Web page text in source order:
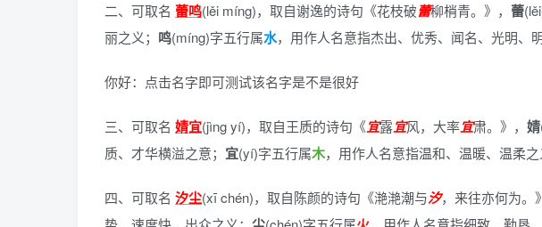
二、可取名 蕾鸣(lěi míng)， 取自谢逸的诗句《花枝破蕾柳梢青。》 ， 蕾
丽之义； 鸣(míng)字五行属水，用作人名意指杰出、优秀、闻名、光明、明
你好：点击名字即可测试该名字是不是很好
三、可取名 婧宜(jìng yí)， 取自王质的诗句《宜露宜风，大率宜肃。》 ， 婧
质、才华横溢之意； 宜(yí)字五行属木，用作人名意指温和、温暖、温柔之
四、可取名 汐尘(xī chén)， 取自陈颜的诗句《滟滟潮与汐，来往亦何为。》